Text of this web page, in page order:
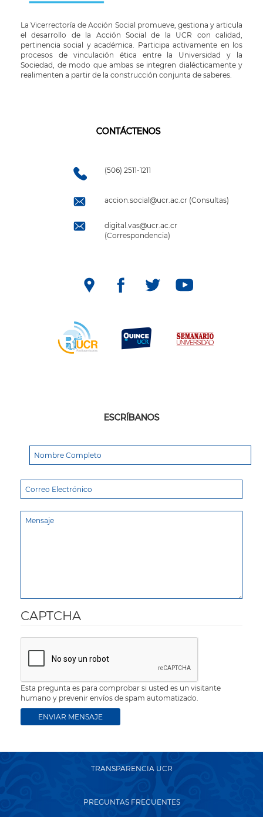
La Vicerrectoría de Acción Social promueve, gestiona y articula
el desarrollo de la Acción Social de la UCR con calidad,
pertinencia social y académica. Participa activamente en los
procesos de vinculación ética entre la Universidad y la
Sociedad, de modo que ambas se integren dialécticamente y
realimenten a partir de la construcción conjunta de saberes.
CONTÁCTENOS
(506) 2511-1211
accion.social@ucr.ac.cr (Consultas)
digital.vas@ucr.ac.cr
(Correspondencia)
ESCRÍBANOS
CAPTCHA
Esta pregunta es para comprobar si usted es un visitante
humano y prevenir envíos de spam automatizado.
TRANSPARENCIA UCR
PREGUNTAS FRECUENTES